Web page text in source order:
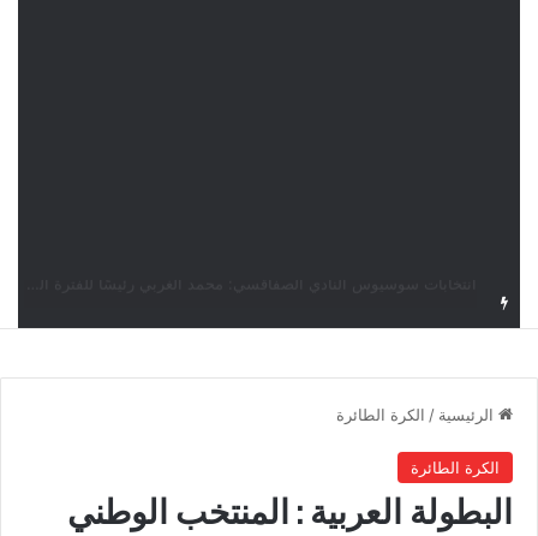
الرئيسية / الكرة الطائرة
الكرة الطائرة
البطولة العربية : المنتخب الوطني